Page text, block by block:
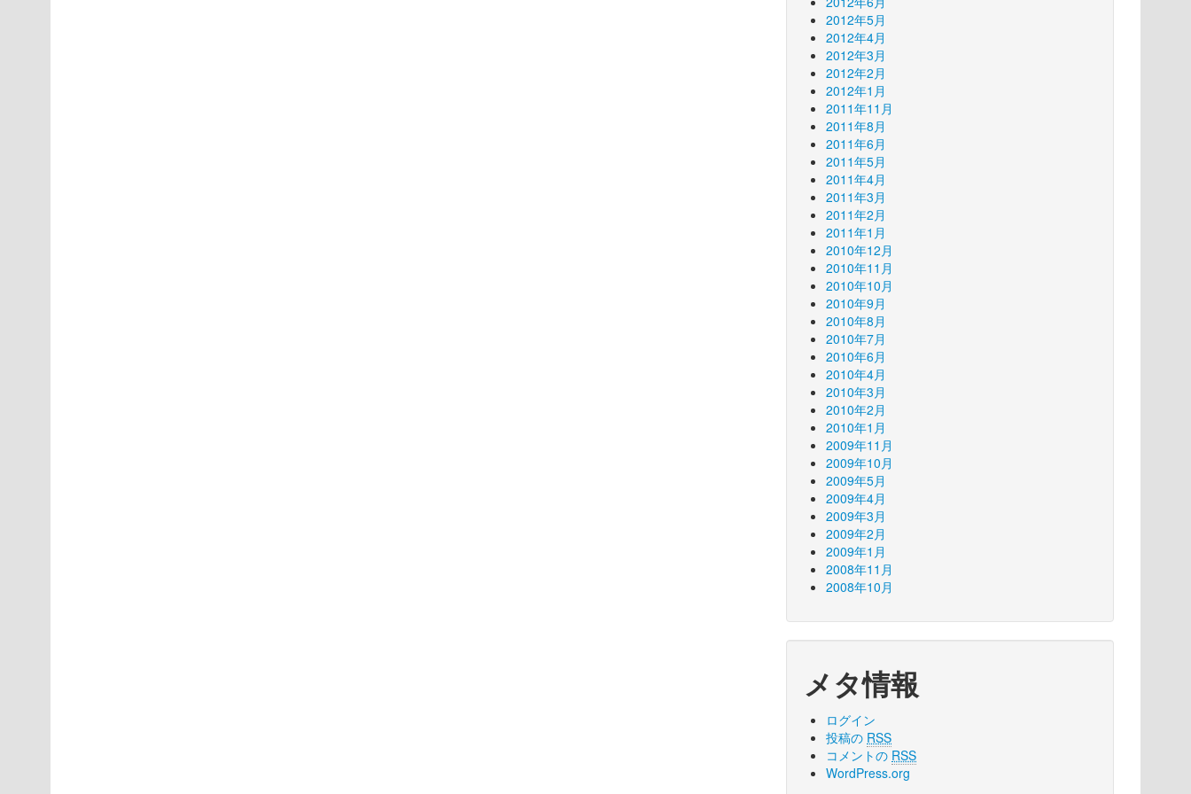
2012年5月
2012年4月
2012年3月
2012年2月
2012年1月
2011年11月
2011年8月
2011年6月
2011年5月
2011年4月
2011年3月
2011年2月
2011年1月
2010年12月
2010年11月
2010年10月
2010年9月
2010年8月
2010年7月
2010年6月
2010年4月
2010年3月
2010年2月
2010年1月
2009年11月
2009年10月
2009年5月
2009年4月
2009年3月
2009年2月
2009年1月
2008年11月
2008年10月
メタ情報
ログイン
投稿の RSS
コメントの RSS
WordPress.org